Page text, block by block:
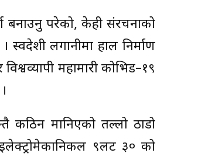
बनाउनु परेको, केही संरचनाको
लगानीमा हाल निर्माण
महामारी कोभिड–१९
कठिन मानिएको तल्लो ठाडो
९लट ३० को